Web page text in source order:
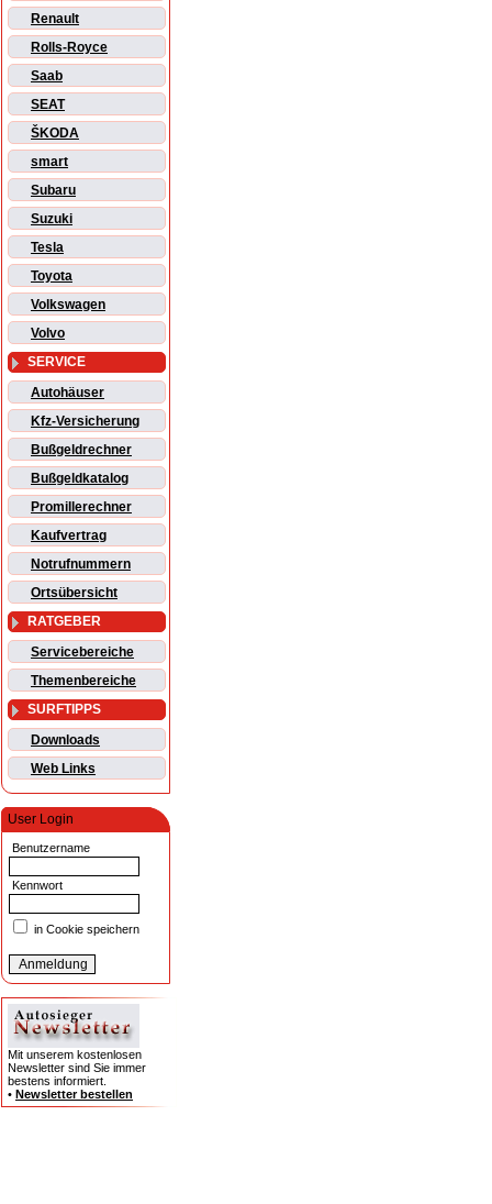
Renault
Rolls-Royce
Saab
SEAT
ŠKODA
smart
Subaru
Suzuki
Tesla
Toyota
Volkswagen
Volvo
SERVICE
Autohäuser
Kfz-Versicherung
Bußgeldrechner
Bußgeldkatalog
Promillerechner
Kaufvertrag
Notrufnummern
Ortsübersicht
RATGEBER
Servicebereiche
Themenbereiche
SURFTIPPS
Downloads
Web Links
User Login
Benutzername
Kennwort
in Cookie speichern
Mit unserem kostenlosen
Newsletter sind Sie immer
bestens informiert.
• Newsletter bestellen